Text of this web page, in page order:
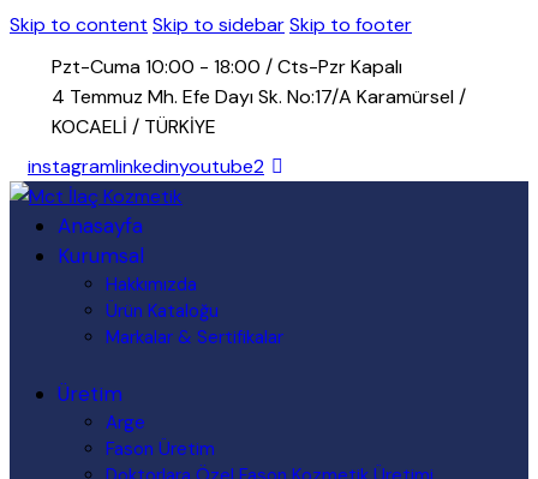
Skip to content Skip to sidebarSkip to footer
Pzt-Cuma 10:00 - 18:00 / Cts-Pzr Kapalı
4 Temmuz Mh. Efe Dayı Sk. No:17/A Karamürsel /
KOCAELİ / TÜRKİYE
instagramlinkedinyoutube2
Anasayfa
Kurumsal
Hakkımızda
Ürün Kataloğu
Markalar & Sertifikalar
Üretim
Arge
Fason Üretim